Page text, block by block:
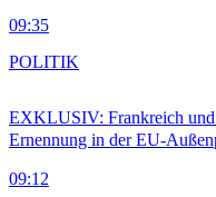
09:35
EXKLUSIV: Frankreich und
Ernennung in der EU-
09:12
POLITIK